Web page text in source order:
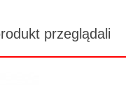
przeglądali